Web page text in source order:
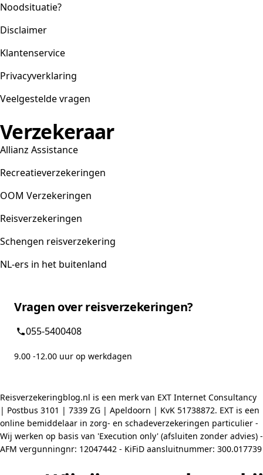
Noodsituatie?
Disclaimer
Klantenservice
Privacyverklaring
Veelgestelde vragen
Verzekeraar
Allianz Assistance
Recreatieverzekeringen
OOM Verzekeringen
Reisverzekeringen
Schengen reisverzekering
NL-ers in het buitenland
Vragen over reisverzekeringen?
055-5400408
9.00 -12.00 uur op werkdagen
Reisverzekeringblog.nl is een merk van EXT Internet Consultancy
| Postbus 3101 | 7339 ZG | Apeldoorn | KvK 51738872. EXT is een
online bemiddelaar in zorg- en schadeverzekeringen particulier -
Wij werken op basis van 'Execution only' (afsluiten zonder advies) -
AFM vergunningnr: 12047442 - KiFiD aansluitnummer: 300.017739